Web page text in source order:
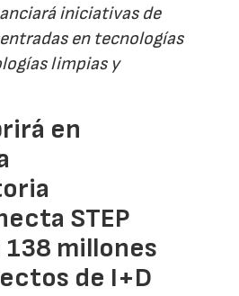
iniciativas de
en tecnologías
limpias y
en
STEP
millones
de I+D